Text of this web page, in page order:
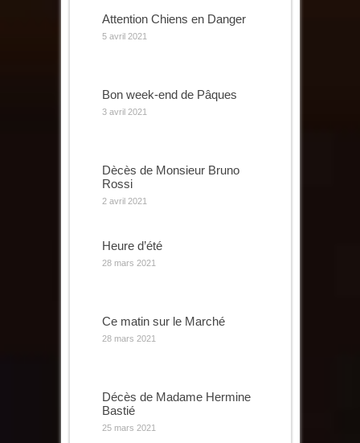
Attention Chiens en Danger
5 avril 2021
Bon week-end de Pâques
3 avril 2021
Dècès de Monsieur Bruno
Rossi
2 avril 2021
Heure d’été
28 mars 2021
Ce matin sur le Marché
28 mars 2021
Décès de Madame Hermine
Bastié
25 mars 2021